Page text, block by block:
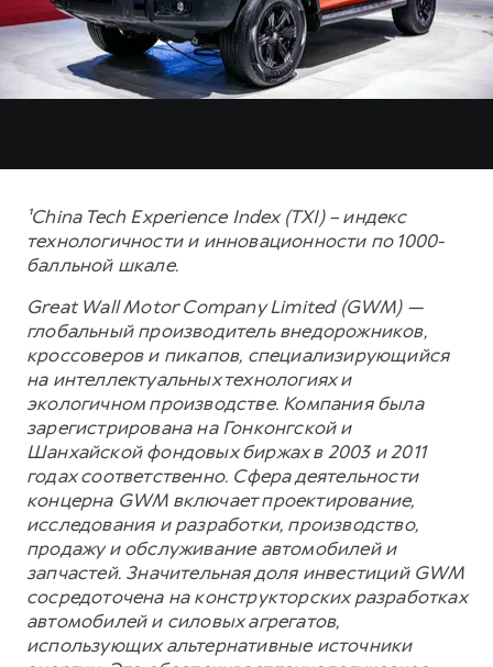
¹China Tech Experience Index (TXI) – индекс
технологичности и инновационности по 1000-
балльной шкале.
Great Wall Motor Company Limited (GWM) —
глобальный производитель внедорожников,
кроссоверов и пикапов, специализирующийся
на интеллектуальных технологиях и
экологичном производстве. Компания была
зарегистрирована на Гонконгской и
Шанхайской фондовых биржах в 2003 и 2011
годах соответственно. Сфера деятельности
концерна GWM включает проектирование,
исследования и разработки, производство,
продажу и обслуживание автомобилей и
запчастей. Значительная доля инвестиций GWM
сосредоточена на конструкторских разработках
автомобилей и силовых агрегатов,
использующих альтернативные источники